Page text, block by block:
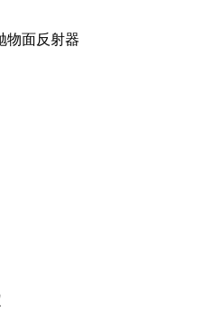
物面反射器